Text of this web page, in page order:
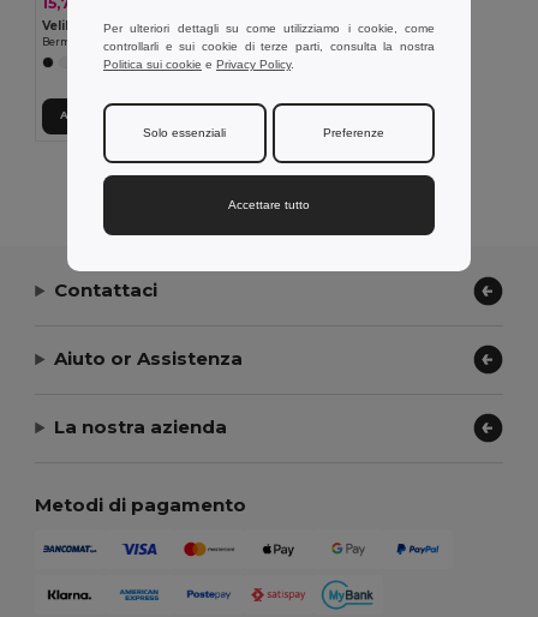
Velilla 36115
Bermuda in twill con diverse tasche (200g/m²), in cotone (35%) e poliestere (65%)
+4 Colori
Aggiungi al carrello
Visualizzazione Di Tutti I Prodotti.
Contattaci
Aiuto or Assistenza
La nostra azienda
Metodi di pagamento
Per ulteriori dettagli su come utilizziamo i cookie, come
controllarli e sui cookie di terze parti, consulta la nostra
Politica sui cookie e Privacy Policy.
Solo essenziali Preferenze
Accettare tutto